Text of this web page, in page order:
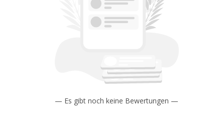
— Es gibt noch keine Bewertungen —